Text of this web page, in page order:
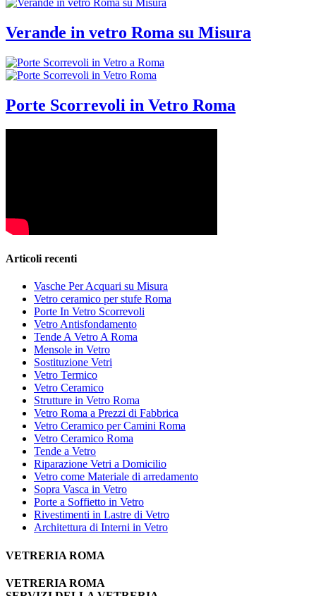
Verande in vetro Roma su Misura
Porte Scorrevoli in Vetro Roma
Articoli recenti
Vasche Per Acquari su Misura
Vetro ceramico per stufe Roma
Porte In Vetro Scorrevoli
Vetro Antisfondamento
Tende A Vetro A Roma
Mensole in Vetro
Sostituzione Vetri
Vetro Termico
Vetro Ceramico
Strutture in Vetro Roma
Vetro Roma a Prezzi di Fabbrica
Vetro Ceramico per Camini Roma
Vetro Ceramico Roma
Tende a Vetro
Riparazione Vetri a Domicilio
Vetro come Materiale di arredamento
Sopra Vasca in Vetro
Porte a Soffietto in Vetro
Rivestimenti in Lastre di Vetro
Architettura di Interni in Vetro
VETRERIA ROMA
VETRERIA ROMA